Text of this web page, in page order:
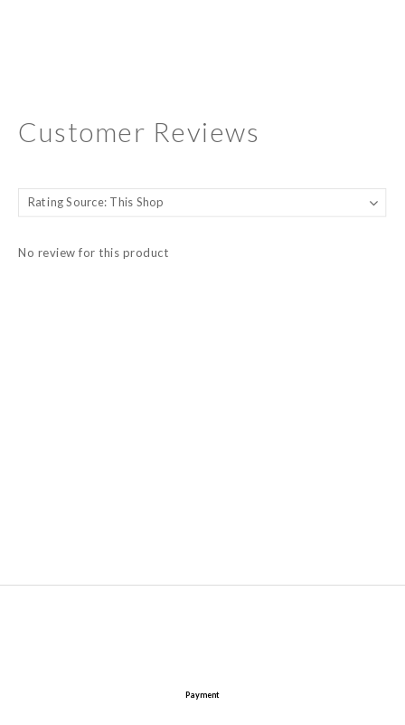
Customer Reviews
No review for this product
Payment